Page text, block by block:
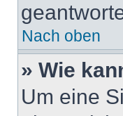
Nach oben
» Wie
Um eine